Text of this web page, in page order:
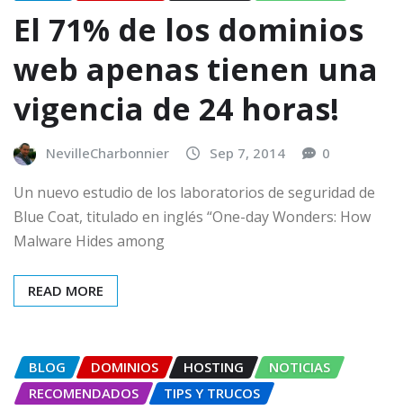
El 71% de los dominios
web apenas tienen una
vigencia de 24 horas!
NevilleCharbonnier Sep 7, 2014 0
Un nuevo estudio de los laboratorios de seguridad de
Blue Coat, titulado en inglés “One-day Wonders: How
Malware Hides among
READ MORE
BLOG DOMINIOS HOSTING
NOTICIAS
RECOMENDADOS
TIPS Y TRUCOS